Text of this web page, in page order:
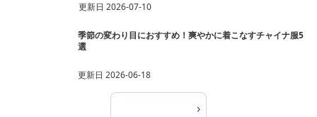
更新日2026-07-10
季節の変わり目におすすめ！爽やかに着こなすチャイナ服5
選
更新日 2026-06-18
›